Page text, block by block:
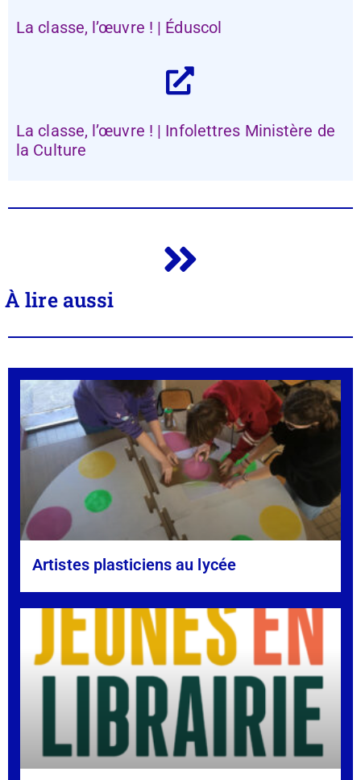
La classe, l’œuvre ! | Éduscol
La classe, l’œuvre ! | Infolettres Ministère de
la Culture
À lire aussi
Artistes plasticiens au lycée